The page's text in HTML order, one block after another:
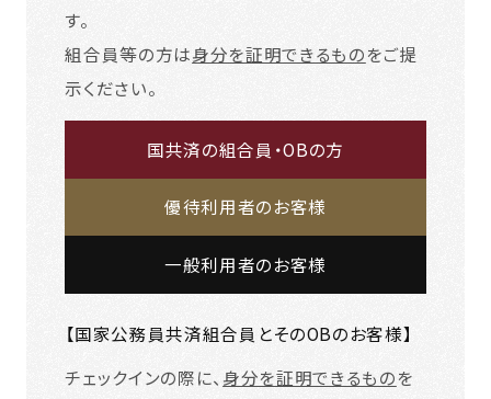
す。
組合員等の方は身分を証明できるものをご提
示ください。
国共済の組合員・OBの方
優待利用者のお客様
一般利用者のお客様
【国家公務員共済組合員とそのOBのお客様】
チェックインの際に、 身分を証明できるものを